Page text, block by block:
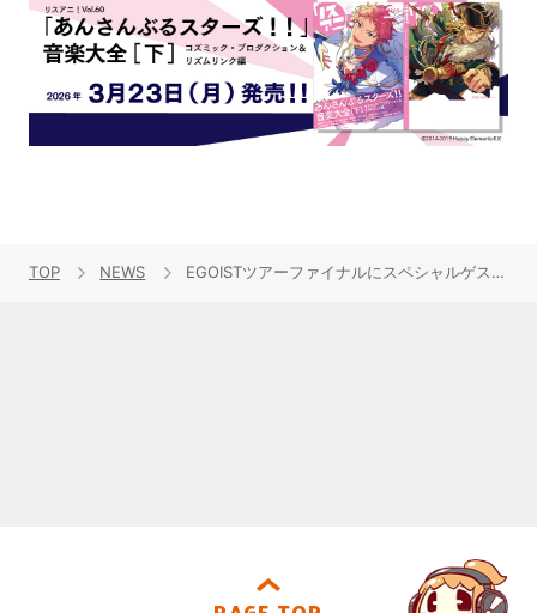
TOP NEWS EGOISTツアーファイナルにスペシャルゲストとしてGARNiDELiAが出演決定！